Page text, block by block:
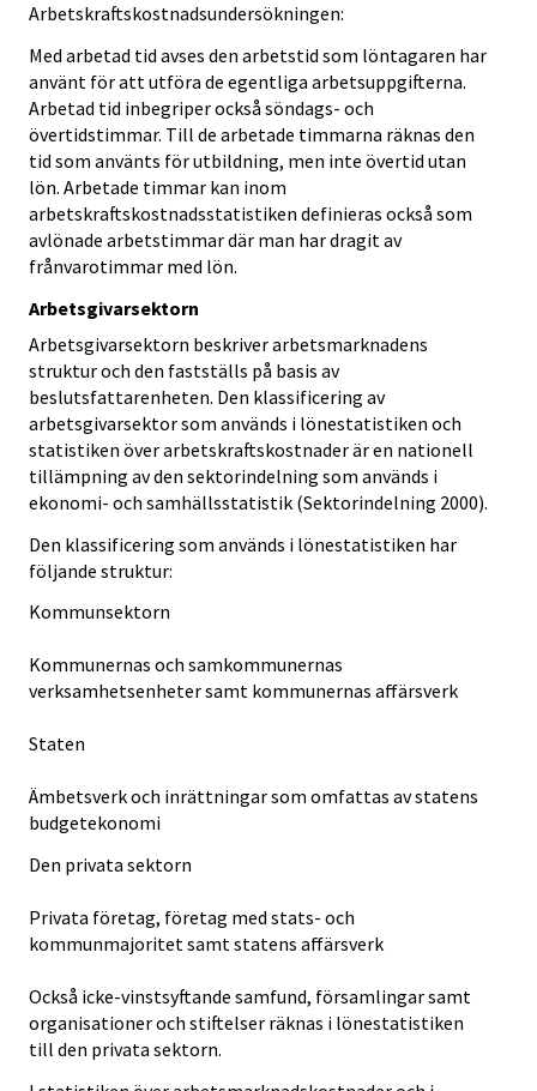
Arbetskraftskostnadsundersökningen:
Med arbetad tid avses den arbetstid som löntagaren har
använt för att utföra de egentliga arbetsuppgifterna.
Arbetad tid inbegriper också söndags- och
övertidstimmar. Till de arbetade timmarna räknas den
tid som använts för utbildning, men inte övertid utan
lön. Arbetade timmar kan inom
arbetskraftskostnadsstatistiken definieras också som
avlönade arbetstimmar där man har dragit av
frånvarotimmar med lön.
Arbetsgivarsektorn
Arbetsgivarsektorn beskriver arbetsmarknadens
struktur och den fastställs på basis av
beslutsfattarenheten. Den klassificering av
arbetsgivarsektor som används i lönestatistiken och
statistiken över arbetskraftskostnader är en nationell
tillämpning av den sektorindelning som används i
ekonomi- och samhällsstatistik (Sektorindelning 2000).
Den klassificering som används i lönestatistiken har
följande struktur:
Kommunsektorn
Kommunernas och samkommunernas
verksamhetsenheter samt kommunernas affärsverk
Staten
Ämbetsverk och inrättningar som omfattas av statens
budgetekonomi
Den privata sektorn
Privata företag, företag med stats- och
kommunmajoritet samt statens affärsverk
Också icke-vinstsyftande samfund, församlingar samt
organisationer och stiftelser räknas i lönestatistiken
till den privata sektorn.